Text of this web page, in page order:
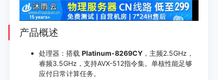
产品概述
处理器：搭载 Platinum-8269CY ，主频2.5GHz，
睿频3.5GHz，支持AVX-512指令集。单核性能足够
应付日常计算任务。